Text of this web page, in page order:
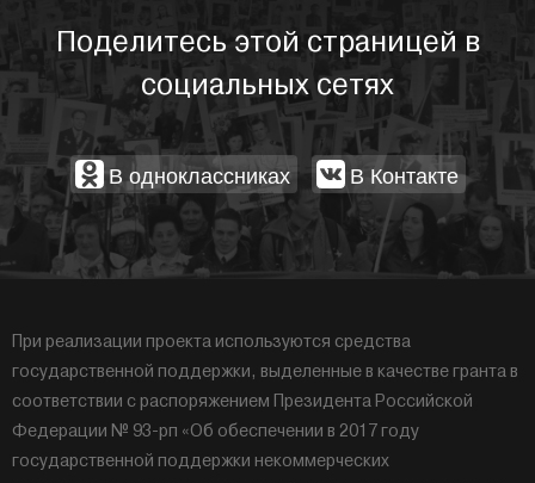
Поделитесь этой страницей в
социальных сетях
В одноклассниках В Контакте
При реализации проекта используются средства
государственной поддержки, выделенные в качестве гранта в
соответствии с распоряжением Президента Российской
Федерации № 93-рп «Об обеспечении в 2017 году
государственной поддержки некоммерческих